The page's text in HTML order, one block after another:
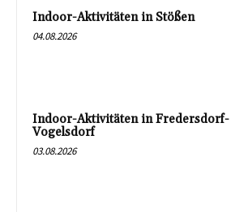
Indoor-Aktivitäten in Stößen
04.08.2026
Indoor-Aktivitäten in Fredersdorf-
Vogelsdorf
03.08.2026